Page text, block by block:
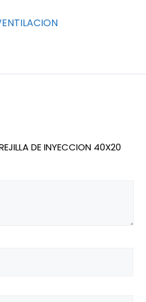
DE INYECCION 40X20